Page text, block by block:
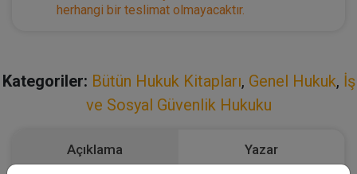
herhangi bir teslimat olmayacaktır.
Kategoriler: Bütün Hukuk Kitapları, Genel Hukuk, İş
ve Sosyal Güvenlik Hukuku
Açıklama Yazar